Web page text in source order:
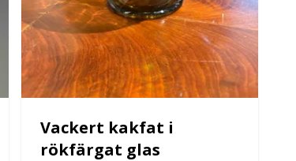
Vackert kakfat i
rökfärgat glas